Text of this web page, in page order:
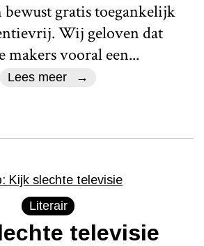
bewust gratis toegankelijk
Wij geloven dat
makers vooral een...
Lees meer
Literair
televisie